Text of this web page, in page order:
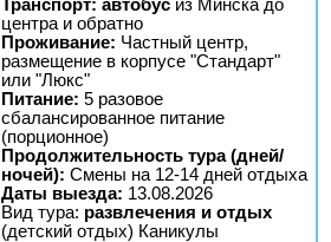
Транспорт: автобус из Минска до
центра и обратно
Проживание: Частный центр,
размещение в корпусе "Стандарт"
или "Люкс"
Питание: 5 разовое
сбалансированное питание
(порционное)
Продолжительность тура (дней/
ночей): Смены на 12-14 дней отдыха
Даты выезда: 13.08.2026
Вид тура: развлечения и отдых
(детский отдых) Каникулы